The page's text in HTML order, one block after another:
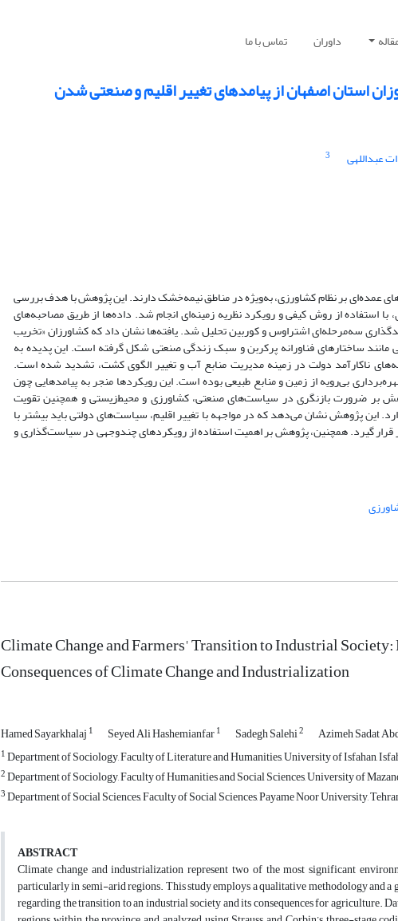
داوران تماس با ما
استان اصفهان از پیامدهای تغییر اقلیم و صنعتی شدن
عبداللهی
3
عمده‌ای بر نظام کشاورزی، به‌ویژه در مناطق نیمه‌خشک دارند. این پژوهش با هدف بررسی
استفاده از روش کیفی و رویکرد نظریه زمینه‌ای انجام شد. داده‌ها از طریق مصاحبه‌های
از روش کدگذاری سه‌مرحله‌ای اشتراوس و کوربین تحلیل شد. یافته‌ها نشان داد که کشاورزان «تخریب
مانند ساختارهای فناورانه پرکربن و سبک زندگی صنعتی شکل گرفته است. این پدیده به
ناکارآمد دولت در زمینه مدیریت منابع آب و تغییر الگوی کشت، تشدید شده است.
بی‌رویه از زمین و منابع طبیعی بوده است. این رویکردها منجر به پیامدهایی چون
بر ضرورت بازنگری در سیاست‌های صنعتی، کشاورزی و محیط‌زیستی و همچنین تقویت
این پژوهش نشان می‌دهد که در مواجهه با تغییر اقلیم، سیاست‌های دولتی باید بیشتر با
گیرد. همچنین، پژوهش بر اهمیت استفاده از رویکردهای چندوجهی در سیاست‌گذاری و
Climate Change and Farmers' Transition to Industrial
Consequences of Climate Change and Industrialization
Hamed Sayarkhalaj 1 Seyed Ali Hashemianfar1 Sadegh Salehi2 Azimeh Sadat
1Department of Sociology, Faculty of Literature and Humanities, University of Isfahan,
2Department of Sociology, Faculty of Humanities and Social Sciences, University of
3Department of Social Sciences, Faculty of Social Sciences, Payame Noor University,
ABSTRACT
Climate change and industrialization represent two of the most significant
particularly in semi-arid regions. This study employs a qualitative methodology and
regarding the transition to an industrial society and its consequences for